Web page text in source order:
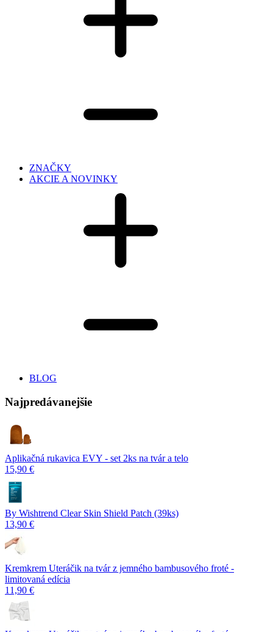
ZNAČKY
AKCIE A NOVINKY
BLOG
Najpredávanejšie
Aplikačná rukavica EVY - set 2ks na tvár a telo
15,90 €
By Wishtrend Clear Skin Shield Patch (39ks)
13,90 €
Kremkrem Uteráčik na tvár z jemného bambusového froté -
limitovaná edícia
11,90 €